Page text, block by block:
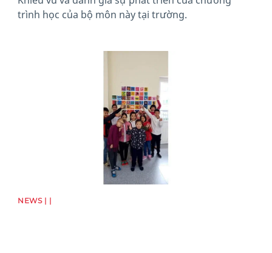
trình học của bộ môn này tại trường.
NEWS | |